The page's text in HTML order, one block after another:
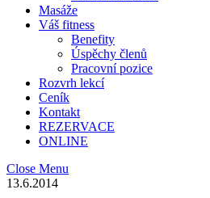
Masáže
Váš fitness
Benefity
Úspěchy členů
Pracovní pozice
Rozvrh lekcí
Ceník
Kontakt
REZERVACE
ONLINE
Close Menu
13.6.2014